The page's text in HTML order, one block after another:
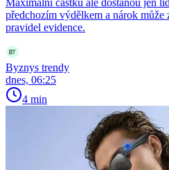
předchozím výdělkem a nárok
pravidel evidence.
Byznys trendy
dnes, 06:25
4 min